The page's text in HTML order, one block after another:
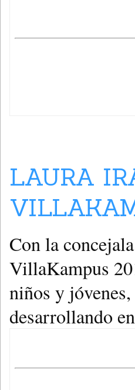
LAURA
Con la
VillaKampus
niños y
desarrollando